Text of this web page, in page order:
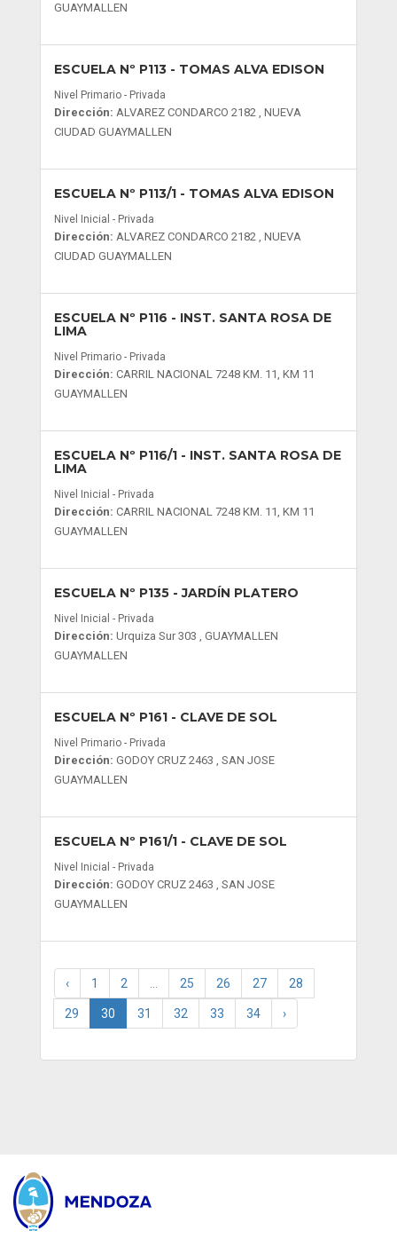
GUAYMALLEN
ESCUELA Nº P113- TOMAS ALVA EDISON
Nivel Primario - Privada
Dirección: ALVAREZ CONDARCO 2182 , NUEVA
CIUDAD GUAYMALLEN
ESCUELA Nº P113/1- TOMAS ALVA EDISON
Nivel Inicial - Privada
Dirección: ALVAREZ CONDARCO 2182 , NUEVA
CIUDAD GUAYMALLEN
ESCUELA Nº P116 - INST. SANTA ROSA DE
LIMA
Nivel Primario - Privada
Dirección: CARRIL NACIONAL 7248 KM. 11, KM 11
GUAYMALLEN
ESCUELA Nº P116/1- INST. SANTA ROSA DE
LIMA
Nivel Inicial - Privada
Dirección: CARRIL NACIONAL 7248 KM. 11, KM 11
GUAYMALLEN
ESCUELA Nº P135- JARDÍN PLATERO
Nivel Inicial - Privada
Dirección: Urquiza Sur 303 , GUAYMALLEN
GUAYMALLEN
ESCUELA Nº P161- CLAVE DE SOL
Nivel Primario - Privada
Dirección: GODOY CRUZ 2463 , SAN JOSE
GUAYMALLEN
ESCUELA Nº P161/1- CLAVE DE SOL
Nivel Inicial - Privada
Dirección: GODOY CRUZ 2463 , SAN JOSE
GUAYMALLEN
‹ 1 2 25 26 27 28
29 30 31 32 33 34 ›